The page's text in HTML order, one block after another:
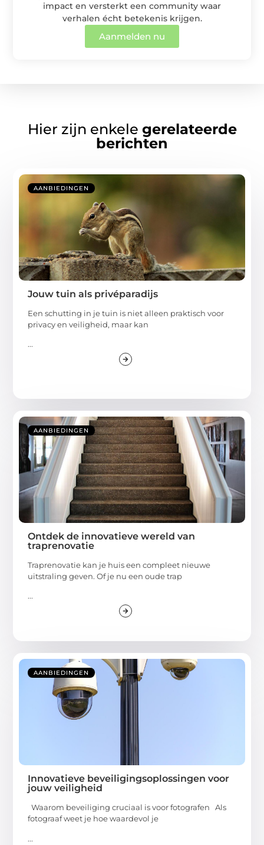
impact en versterkt een community waar
verhalen écht betekenis krijgen.
Aanmelden nu
Hier zijn enkele gerelateerde
berichten
AANBIEDINGEN
Jouw tuin als privéparadijs
Een schutting in je tuin is niet alleen praktisch voor
privacy en veiligheid, maar kan
...
AANBIEDINGEN
Ontdek de innovatieve wereld van
traprenovatie
Traprenovatie kan je huis een compleet nieuwe
uitstraling geven. Of je nu een oude trap
...
AANBIEDINGEN
Innovatieve beveiligingsoplossingen voor
jouw veiligheid
Waarom beveiliging cruciaal is voor fotografen Als
fotograaf weet je hoe waardevol je
...